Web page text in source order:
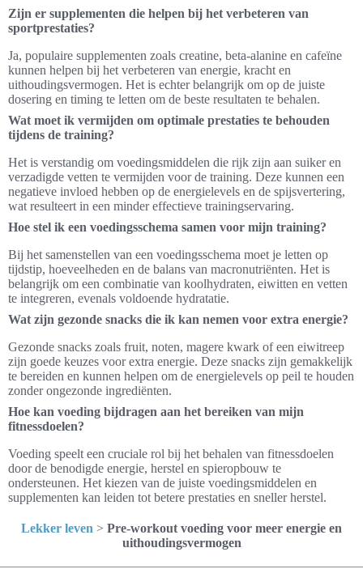
Zijn er supplementen die helpen bij het verbeteren van
sportprestaties?
Ja, populaire supplementen zoals creatine, beta-alanine en cafeïne
kunnen helpen bij het verbeteren van energie, kracht en
uithoudingsvermogen. Het is echter belangrijk om op de juiste
dosering en timing te letten om de beste resultaten te behalen.
Wat moet ik vermijden om optimale prestaties te behouden
tijdens de training?
Het is verstandig om voedingsmiddelen die rijk zijn aan suiker en
verzadigde vetten te vermijden voor de training. Deze kunnen een
negatieve invloed hebben op de energielevels en de spijsvertering,
wat resulteert in een minder effectieve trainingservaring.
Hoe stel ik een voedingsschema samen voor mijn training?
Bij het samenstellen van een voedingsschema moet je letten op
tijdstip, hoeveelheden en de balans van macronutriënten. Het is
belangrijk om een combinatie van koolhydraten, eiwitten en vetten
te integreren, evenals voldoende hydratatie.
Wat zijn gezonde snacks die ik kan nemen voor extra energie?
Gezonde snacks zoals fruit, noten, magere kwark of een eiwitreep
zijn goede keuzes voor extra energie. Deze snacks zijn gemakkelijk
te bereiden en kunnen helpen om de energielevels op peil te houden
zonder ongezonde ingrediënten.
Hoe kan voeding bijdragen aan het bereiken van mijn
fitnessdoelen?
Voeding speelt een cruciale rol bij het behalen van fitnessdoelen
door de benodigde energie, herstel en spieropbouw te
ondersteunen. Het kiezen van de juiste voedingsmiddelen en
supplementen kan leiden tot betere prestaties en sneller herstel.
Lekker leven > Pre-workout voeding voor meer energie en
uithoudingsvermogen